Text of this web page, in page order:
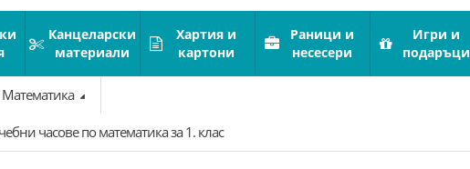
Канцеларски
материали
Хартия и
картони
Раници и
несесери
Игри и
подаръци
Математика
часове по математика за 1. клас